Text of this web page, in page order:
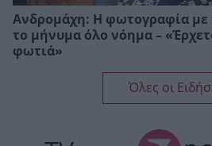
Ανδρομάχη: Η φωτογραφία με
το μήνυμα όλο νόημα –
φωτιά»
Όλες οι